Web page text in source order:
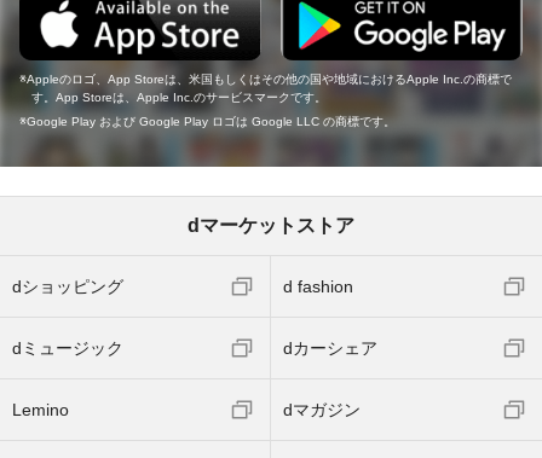
Appleのロゴ、App Storeは、米国もしくはその他の国や地域におけるApple Inc.の商標で
す。App Storeは、Apple Inc.のサービスマークです。
Google Play および Google Play ロゴは Google LLC の商標です。
dマーケットストア
dショッピング d fashion
dミュージック dカーシェア
Lemino dマガジン